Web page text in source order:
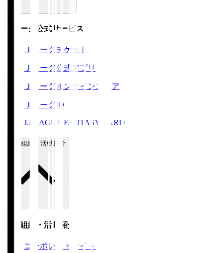
Ｊリーグ公式サービス
Ｊリーグチケット
Ｊリーグ公式アプリ
Ｊリーグオンラインストア
ＪリーグID
J.LEAGUE FANTASY CARD
運営組織・活動紹介
運営組織・活動紹介
コーポレートサイト